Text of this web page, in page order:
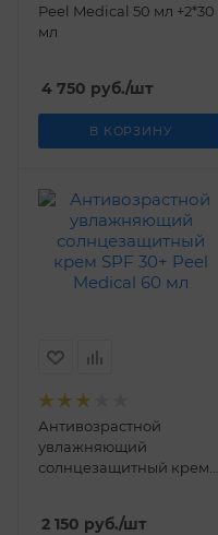
Peel Medical 50 мл +2*30
мл
4 750 руб./шт
В КОРЗИНУ
Антивозрастной
увлажняющий
солнцезащитный крем
2 150 руб./шт